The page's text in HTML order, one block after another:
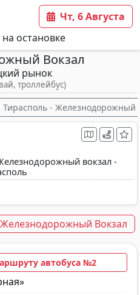
остановке
Чт, 6 Августа
Вокзал
рынок
троллейбус)
- Железнодорожный
вокзал -
Вокзал
автобуса №2